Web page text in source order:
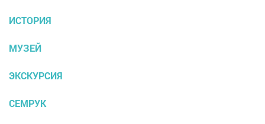
ИСТОРИЯ
МУЗЕЙ
ЭКСКУРСИЯ
СЕМРУК